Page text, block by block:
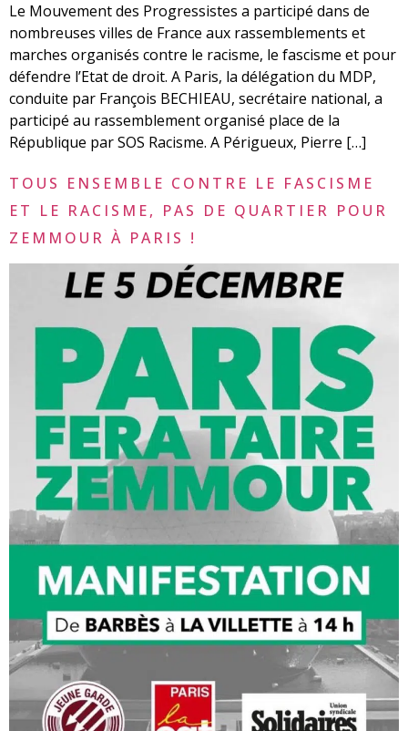
Le Mouvement des Progressistes a participé dans de
nombreuses villes de France aux rassemblements et
marches organisés contre le racisme, le fascisme et pour
défendre l’Etat de droit. A Paris, la délégation du MDP,
conduite par François BECHIEAU, secrétaire national, a
participé au rassemblement organisé place de la
République par SOS Racisme. A Périgueux, Pierre […]
TOUS ENSEMBLE CONTRE LE FASCISME
ET LE RACISME, PAS DE QUARTIER POUR
ZEMMOUR À PARIS !